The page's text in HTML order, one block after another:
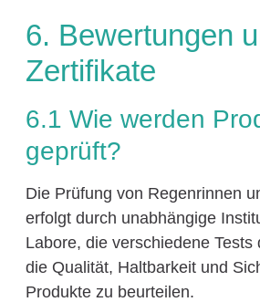
6. Bewertungen
Zertifikate
6.1 Wie werden
geprüft?
Die Prüfung von Regenrinnen
erfolgt durch unabhängige
Labore, die verschiedene Tests
die Qualität, Haltbarkeit und
Produkte zu beurteilen.